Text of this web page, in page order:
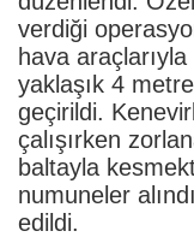
verdiği
hava
yaklaşık 4
geçirildi.
çalışırken
baltayla
numuneler
edildi.